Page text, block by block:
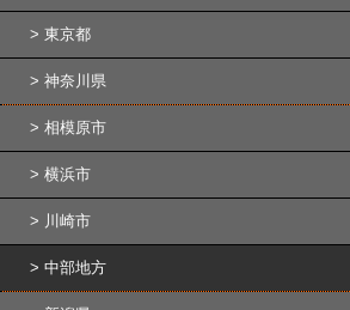
東京都
神奈川県
相模原市
横浜市
川崎市
中部地方